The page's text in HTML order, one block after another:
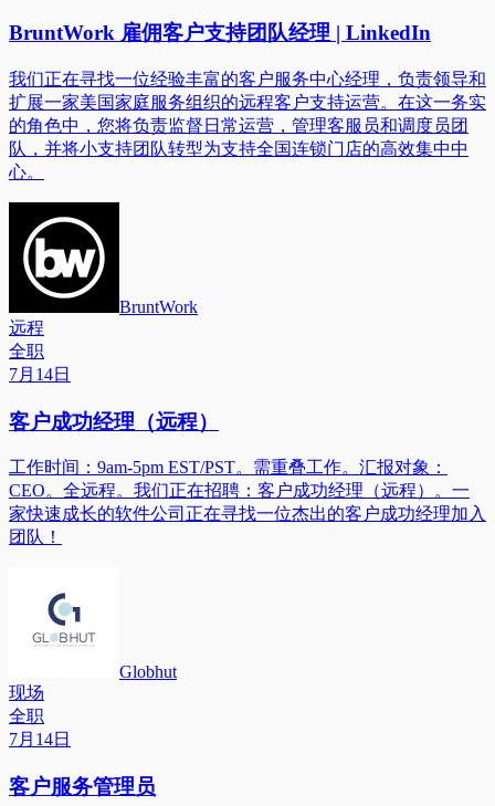
BruntWork 雇佣客户支持团队经理 | LinkedIn
我们正在寻找一位经验丰富的客户服务中心经理，负责领导和
扩展一家美国家庭服务组织的远程客户支持运营。在这一务实
的角色中，您将负责监督日常运营，管理客服员和调度员团
队，并将小支持团队转型为支持全国连锁门店的高效集中中
心。
BruntWork
远程
全职
7月14日
客户成功经理（远程）
工作时间：9am-5pm EST/PST。需重叠工作。汇报对象：
CEO。全远程。我们正在招聘：客户成功经理（远程）。一
家快速成长的软件公司正在寻找一位杰出的客户成功经理加入
团队！
Globhut
现场
全职
7月14日
客户服务管理员